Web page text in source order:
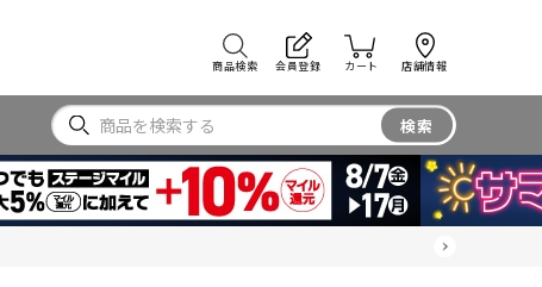
商品検索 会員登録 カート 店舗情報
検索